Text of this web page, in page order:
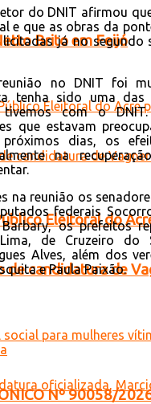
Brito em Feijó
Eleitoral do
de candidatura de
do DNIT afirmou
e que as obras da
já no segundo
no DNIT foi
tenha sido uma das
com o DNIT.
que estavam
próximos dias, os
na
na reunião os
federais
os prefeitos
de Cruzeiro do
Alves, além dos
e Paula Paixão.
Nº 90058/